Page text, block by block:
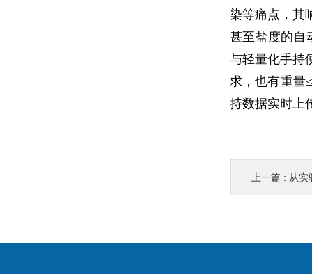
染等痛点，其
甚至盐度的自
与轻量化手持
求，也有重量
持数据实时上
上一篇 : 从实验